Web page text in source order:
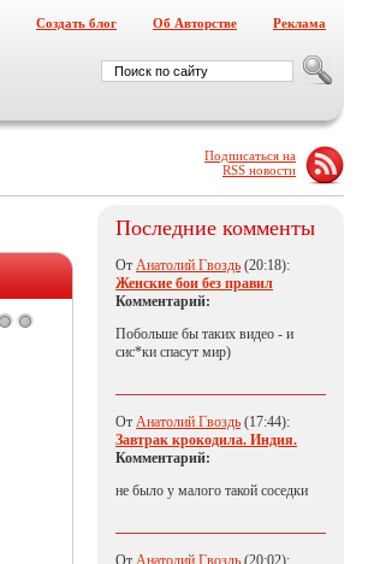
Последние комменты
От Анатолий Гвоздь (20:18):
Женские бои без правил
Комментарий:
Побольше бы таких видео - и
сис*ки спасут мир)
От Анатолий Гвоздь (17:44):
Завтрак крокодила. Индия.
Комментарий:
не было у малого такой соседки
От Анатолий Гвоздь (20:02):
Создать блог Об Авторстве Реклама
Подписаться на
RSS новости